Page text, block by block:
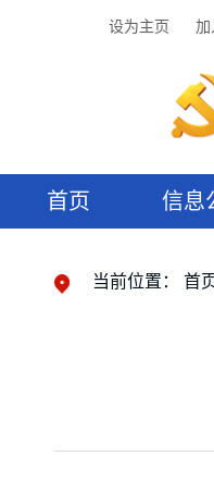
设为主页 加
首页 信息
当前位置： 首